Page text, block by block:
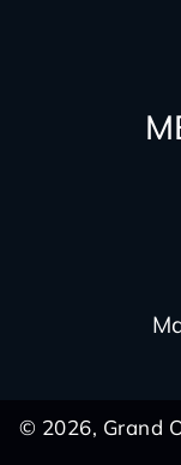
© 2026, Grand